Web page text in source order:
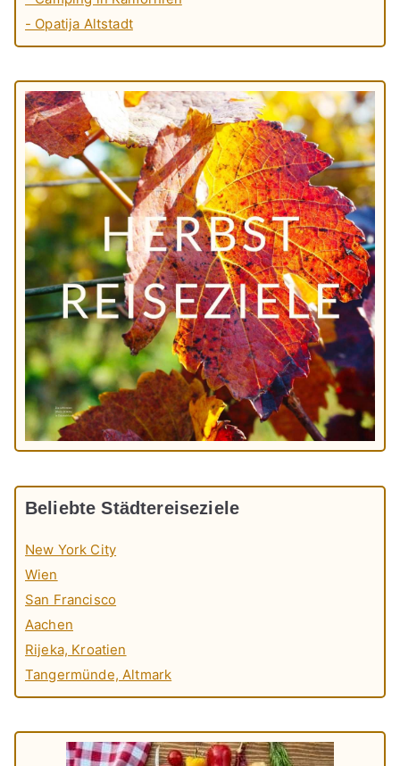
- Opatija Altstadt
Beliebte Städtereiseziele
New York City
Wien
San Francisco
Aachen
Rijeka, Kroatien
Tangermünde, Altmark